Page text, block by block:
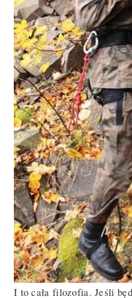
I to cała filozofia. Jeśli